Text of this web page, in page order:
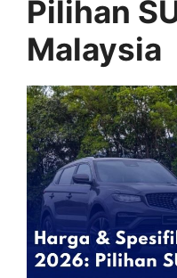
Pilihan
Malaysia